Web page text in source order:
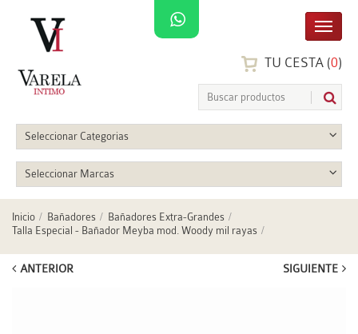
TU CESTA (0)
Seleccionar Categorias
Seleccionar Marcas
Inicio Bañadores
Bañadores Extra-Grandes
Talla Especial - Bañador Meyba mod. Woody mil rayas
ANTERIOR SIGUIENTE